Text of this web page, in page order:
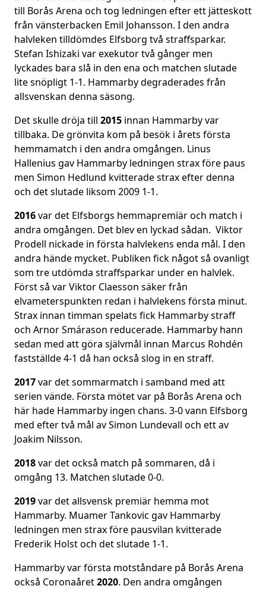
till Borås Arena och tog ledningen efter ett jätteskott
från vänsterbacken Emil Johansson. I den andra
halvleken tilldömdes Elfsborg två straffsparkar.
Stefan Ishizaki var exekutor två gånger men
lyckades bara slå in den ena och matchen slutade
lite snöpligt 1-1. Hammarby degraderades från
allsvenskan denna säsong.
Det skulle dröja till 2015 innan Hammarby var
tillbaka. De grönvita kom på besök i årets första
hemmamatch i den andra omgången. Linus
Hallenius gav Hammarby ledningen strax före paus
men Simon Hedlund kvitterade strax efter denna
och det slutade liksom 2009 1-1.
2016var det Elfsborgs hemmapremiär och match i
andra omgången. Det blev en lyckad sådan. Viktor
Prodell nickade in första halvlekens enda mål. I den
andra hände mycket. Publiken fick något så ovanligt
som tre utdömda straffsparkar under en halvlek.
Först så var Viktor Claesson säker från
elvameterspunkten redan i halvlekens första minut.
Strax innan timman spelats fick Hammarby straff
och Arnor Smárason reducerade. Hammarby hann
sedan med att göra självmål innan Marcus Rohdén
fastställde 4-1 då han också slog in en straff.
2017var det sommarmatch i samband med att
serien vände. Första mötet var på Borås Arena och
här hade Hammarby ingen chans. 3-0 vann Elfsborg
med efter två mål av Simon Lundevall och ett av
Joakim Nilsson.
2018var det också match på sommaren, då i
omgång 13. Matchen slutade 0-0.
2019var det allsvensk premiär hemma mot
Hammarby. Muamer Tankovic gav Hammarby
ledningen men strax före pausvilan kvitterade
Frederik Holst och det slutade 1-1.
Hammarby var första motståndare på Borås Arena
också Coronaåret2020. Den andra omgången